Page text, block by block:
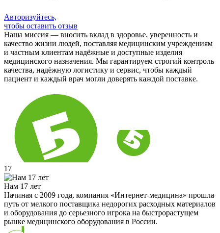
Авторизуйтесь,
чтобы оставить отзыв
Наша миссия — вносить вклад в здоровье, уверенность и
качество жизни людей, поставляя медицинским учреждениям
и частным клиентам надёжные и доступные изделия
медицинского назначения. Мы гарантируем строгий контроль
качества, надёжную логистику и сервис, чтобы каждый
пациент и каждый врач могли доверять каждой поставке.
17
Нам 17 лет
Начиная с 2009 года, компания «Интернет-медицина» прошла
путь от мелкого поставщика недорогих расходных материалов
и оборудования до серьезного игрока на быстрорастущем
рынке медицинского оборудования в России.